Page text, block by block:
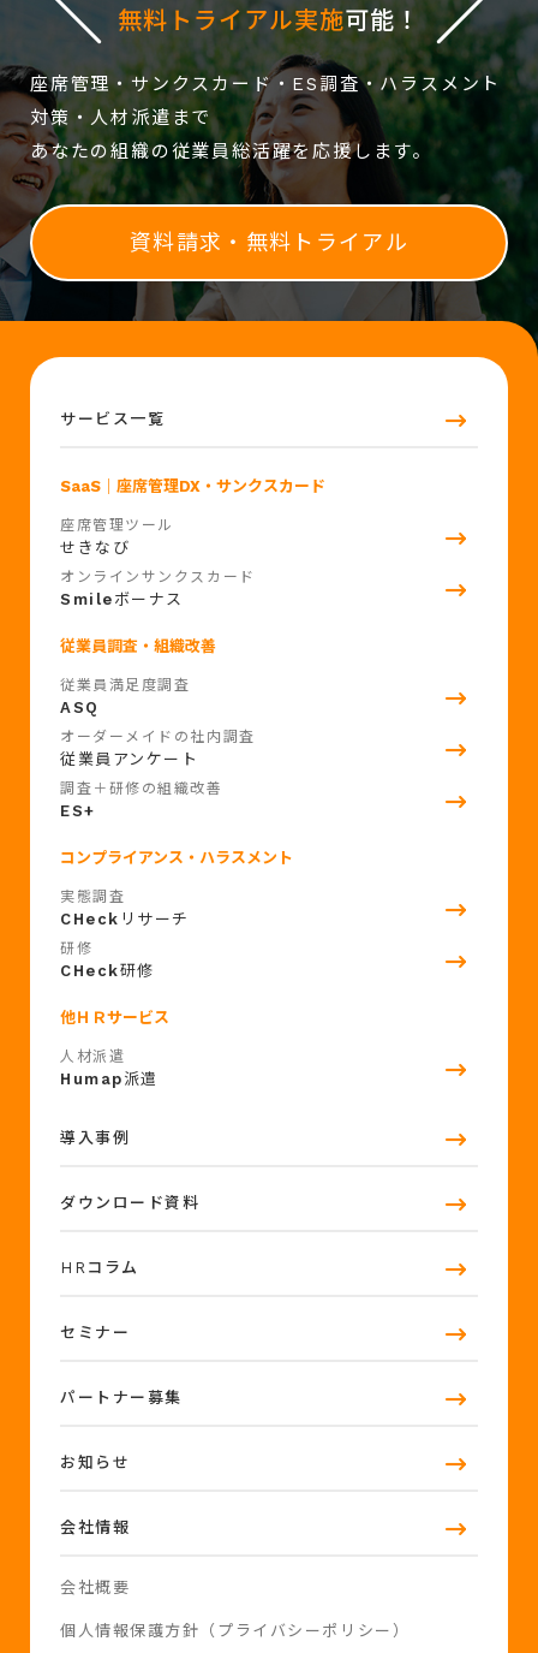
無料トライアル実施可能！
座席管理・サンクスカード・ES調査・ハラスメント
対策・人材派遣まで
あなたの組織の従業員総活躍を応援します。
資料請求・無料トライアル
サービス一覧
SaaS ｜座席管理DX・サンクスカード
座席管理ツール
せきなび
オンラインサンクスカード
Smile ボーナス
従業員調査・組織改善
従業員満足度調査
ASQ
オーダーメイドの社内調査
従業員アンケート
調査＋研修の組織改善
ES+
コンプライアンス・ハラスメント
実態調査
CHeck リサーチ
研修
CHeck研修
他ＨＲサービス
人材派遣
Humap 派遣
導入事例
ダウンロード資料
HRコラム
セミナー
パートナー募集
お知らせ
会社情報
会社概要
個人情報保護方針（プライバシーポリシー）